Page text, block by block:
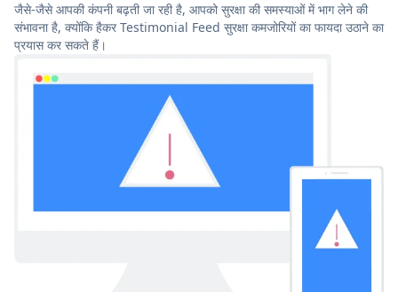
जैसे-जैसे आपकी कंपनी बढ़ती जा रही है, आपको सुरक्षा की समस्याओं में भाग लेने की
संभावना है, क्योंकि हैकर Testimonial Feed सुरक्षा कमजोरियों का फायदा उठाने का
प्रयास कर सकते हैं।